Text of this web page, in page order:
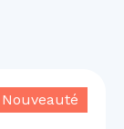
Nouveauté